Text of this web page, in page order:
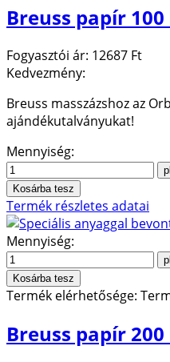
Breuss papír
Fogyasztói ár: 12687 Ft
Kedvezmény:
Breuss masszázshoz az
ajándékutalványukat!
Mennyiség:
Termék részletes adatai
Mennyiség:
Termék elérhetősége:
Breuss papír